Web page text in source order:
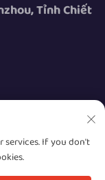
Tỉnh Chiết
Thiết bị
services. If you don't